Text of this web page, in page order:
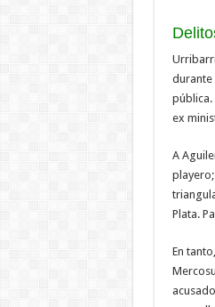
durante
pública.
ex
A
playero;
Plata.
En